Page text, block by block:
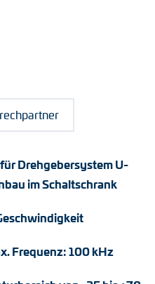
Drehgebersystem U-
im Schaltschrank
Frequenz: 100 kHz